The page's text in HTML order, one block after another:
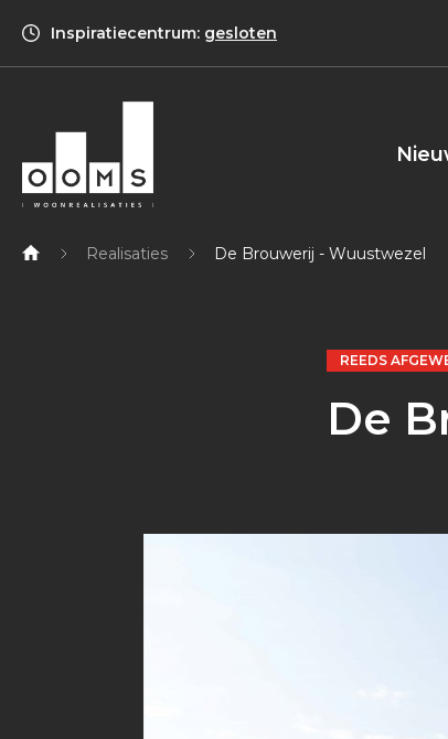
Inspiratiecentrum: gesloten
Realisaties De Brouwerij - Wuustwezel
REEDS
De